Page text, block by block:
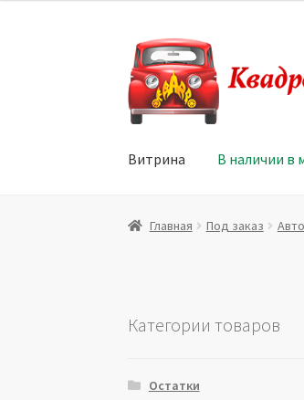
Перейти
к
навигации
Перейти
к
содержимому
Витрина В наличии в
Главная Витрина Мой
Главная Под заказ
Категории товаров
Остатки